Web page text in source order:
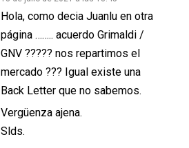
Hola, como decia Juanlu en otra
página …….. acuerdo Grimaldi /
GNV ????? nos repartimos el
mercado ??? Igual existe una
Back Letter que no sabemos.
Vergüenza ajena.
Slds.